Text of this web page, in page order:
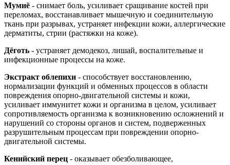
Мумиё - снимает боль, усиливает сращивание костей при
переломах, восстанавливает мышечную и соединительную
ткань при разрывах, устраняет инфекции кожи, аллергические
дерматиты, стрии (растяжки на коже).
Дёготь - устраняет демодекоз, лишай, воспалительные и
инфекционные процессы на коже.
Экстракт облепихи - способствует восстановлению,
нормализации функций и обменных процессов в области
повреждения опорно-двигательной системы и кожи,
усиливает иммунитет кожи и организма в целом, усиливает
сопротивляемость организма к возникновению осложнений и
нарушений со стороны органов и систем, подверженных
разрушительным процессам при повреждении опорно-
двигательной системы.
Кенийский перец - оказывает обезболивающее,